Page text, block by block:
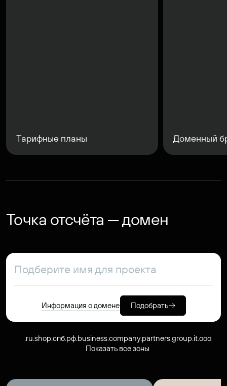
Тарифные планы Доменный
Точка отсчёта — домен
Информация о домене Подобрать
.ru.shop.спб.рф.business.company.partners.group.it.ooo
Показать все зоны